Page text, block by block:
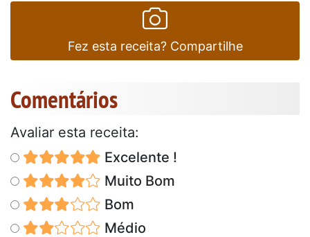
Fez esta receita? Compartilhe
Comentários
Avaliar esta receita:
Excelente !
Muito Bom
Bom
Médio